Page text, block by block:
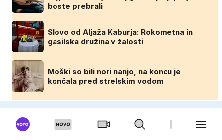
boste prebrali
Slovo od Aljaža Kaburja: Rokometna in
gasilska družina v žalosti
Moški so bili nori nanjo, na koncu je
končala pred strelskim vodom